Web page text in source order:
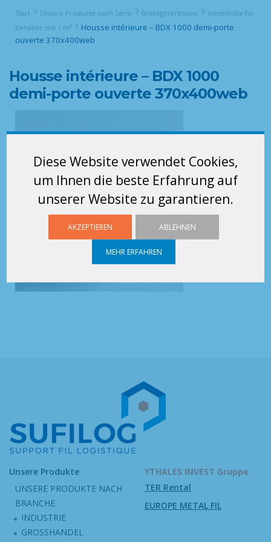
Diese Website verwendet Cookies,
um Ihnen die beste Erfahrung auf
unserer Website zu garantieren.
AKZEPTIEREN ABLEHNEN
MEHR ERFAHREN
Start Unsere Produkte nach Serie Drahtgitterboxen
Innenhülle für
Behälter mit 1 m³
Housse intérieure – BDX 1000 demi-porte
ouverte 370x400web
Housse intérieure – BDX 1000
demi-porte ouverte 370x400web
Unsere Produkte
UNSERE PRODUKTE NACH
BRANCHE
INDUSTRIE
GROSSHANDEL
YTHALES INVEST Gruppe
TER Rental
EUROPE METAL FIL